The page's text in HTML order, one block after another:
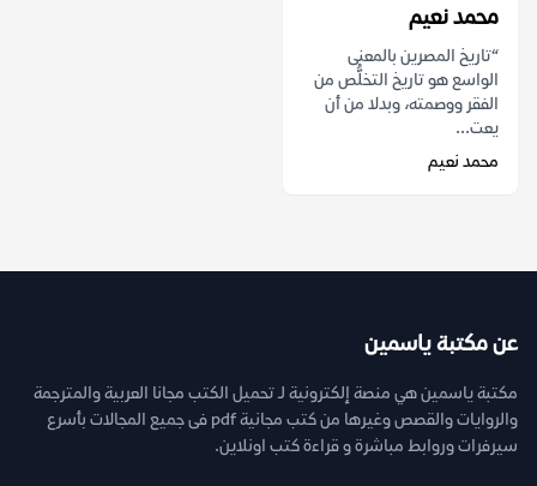
محمد نعيم
“تاريخ المصرين بالمعنى
الواسع هو تاريخ التخلُّص من
الفقر ووصمته، وبدلا من أن
يعت...
محمد نعيم
عن مكتبة ياسمين
مكتبة ياسمين هي منصة إلكترونية لـ تحميل الكتب مجانا العربية والمترجمة
والروايات والقصص وغيرها من كتب مجانية pdf فى جميع المجالات بأسرع
سيرفرات وروابط مباشرة و قراءة كتب اونلاين.